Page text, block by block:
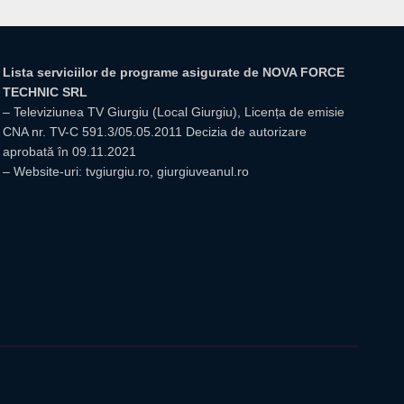
Lista serviciilor de programe asigurate de NOVA FORCE
TECHNIC SRL
– Televiziunea TV Giurgiu (Local Giurgiu), Licența de emisie
CNA nr. TV-C 591.3/05.05.2011 Decizia de autorizare
aprobată în 09.11.2021
– Website-uri: tvgiurgiu.ro, giurgiuveanul.ro